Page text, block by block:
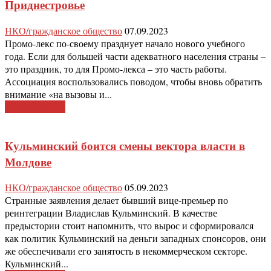
Приднестровье
НКО/гражданское общество07.09.2023
Промо-лекс по-своему празднует начало нового учебного
года. Если для большей части адекватного населения страны –
это праздник, то для Промо-лекса – это часть работы.
Ассоциация воспользовались поводом, чтобы вновь обратить
внимание «на вызовы и...
Кульминский боится смены вектора власти в
Молдове
НКО/гражданское общество05.09.2023
Странные заявления делает бывший вице-премьер по
реинтеграции Владислав Кульминский. В качестве
предыстории стоит напомнить, что вырос и сформировался
как политик Кульминский на деньги западных спонсоров, они
же обеспечивали его занятость в некоммерческом секторе.
Кульминский...